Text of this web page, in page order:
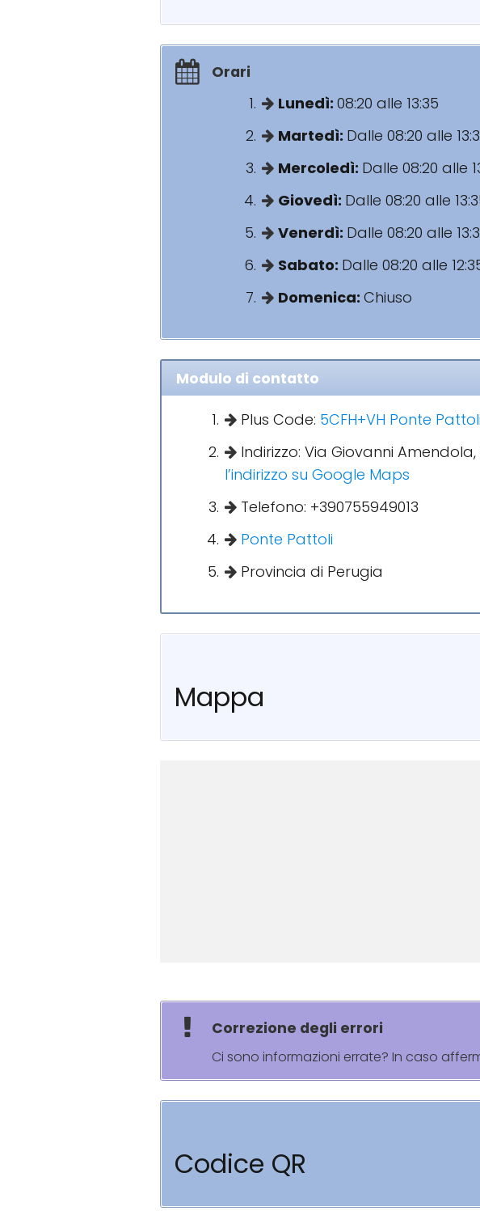
Orari
Lunedì: 08:20 alle 13:35
Martedì: Dalle 08:20 alle
Mercoledì: Dalle 08:20 alle
Giovedì: Dalle 08:20 alle
Venerdì: Dalle 08:20 alle
Sabato: Dalle 08:20 alle
Domenica: Chiuso
Modulo di contatto
Plus Code: 5CFH+VH Ponte
Indirizzo: Via Giovanni
l’indirizzo su Google Maps
Telefono: +390755949013
Ponte Pattoli
Provincia di Perugia
Mappa
Correzione degli errori
Ci sono informazioni errate? In caso
Codice QR